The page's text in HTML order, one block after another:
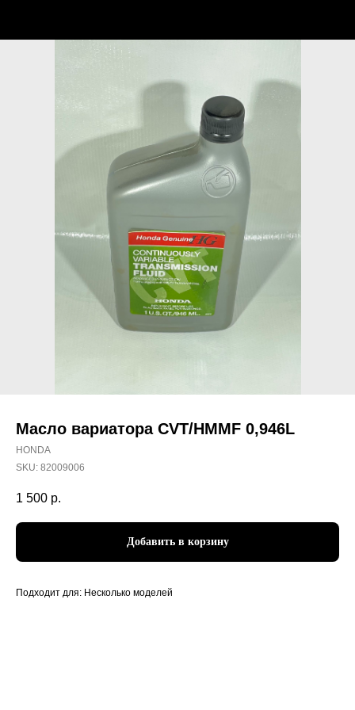
Масло вариатора CVT/HMMF 0,946L
HONDA
SKU: 82009006
1 500 р.
Добавить в корзину
Подходит для: Несколько моделей